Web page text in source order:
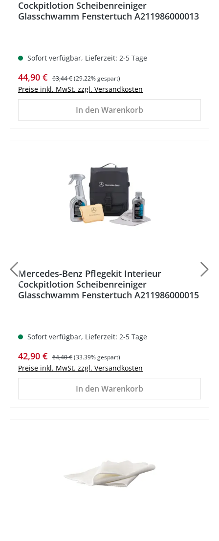
Cockpitlotion Scheibenreiniger
Glasschwamm Fenstertuch A211986000013
Sofort verfügbar, Lieferzeit: 2-5 Tage
Verkaufspreis:
44,90 € Regulärer Preis:
63,44 €(29.22% gespart)
Preise inkl. MwSt. zzgl. Versandkosten
In den Warenkorb
Mercedes-Benz Pflegekit Interieur
Cockpitlotion Scheibenreiniger
Glasschwamm Fenstertuch A211986000015
Sofort verfügbar, Lieferzeit: 2-5 Tage
Verkaufspreis:
42,90 € Regulärer Preis:
64,40 €(33.39% gespart)
Preise inkl. MwSt. zzgl. Versandkosten
In den Warenkorb